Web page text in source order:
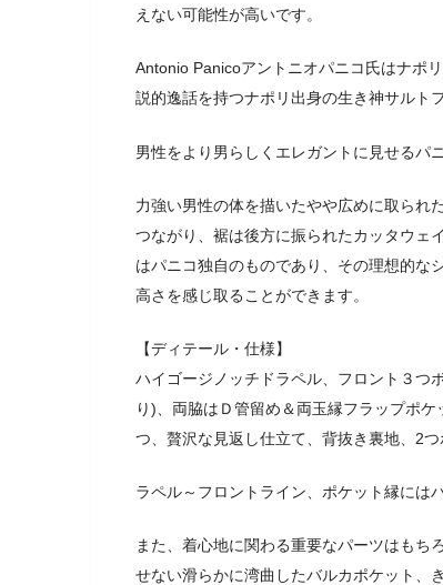
えない可能性が高いです。
Antonio Panicoアントニオパニコ氏はナポ
説的逸話を持つナポリ出身の生き神サルト
男性をより男らしくエレガントに見せるパ
力強い男性の体を描いたやや広めに取られ
つながり、裾は後方に振られたカッタウェ
はパニコ独自のものであり、その理想的な
高さを感じ取ることができます。
【ディテール・仕様】
ハイゴージノッチドラペル、フロント３つ
り)、両脇はＤ管留め＆両玉縁フラップポ
つ、贅沢な見返し仕立て、背抜き裏地、2つ
ラペル～フロントライン、ポケット縁には
また、着心地に関わる重要なパーツはもち
せない滑らかに湾曲したバルカポケット、